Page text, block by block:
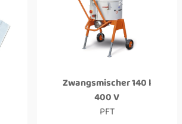
Zwangsmischer 140 l
400 V
PFT